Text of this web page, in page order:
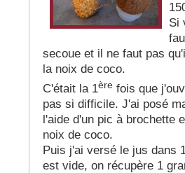
Si
secoue et il ne faut pas
la noix de coco.
C'était la 1èrefois que
pas si difficile. J'ai posé
l'aide d'un pic à brochette
noix de coco.
Puis j'ai versé le jus dans
est vide, on récupère 1